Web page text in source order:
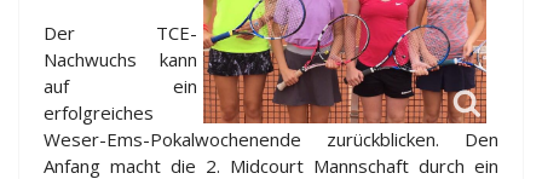
Der TCE-
Nachwuchs kann
auf ein
erfolgreiches
Weser-Ems-Pokalwochenende zurückblicken. Den
Anfang macht die 2. Midcourt Mannschaft durch ein